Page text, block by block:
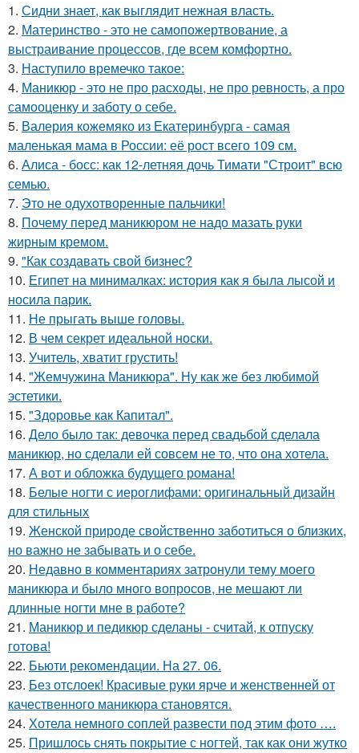
1. Сидни знает, как выглядит нежная власть.
2. Материнство - это не самопожертвование, а
выстраивание процессов, где всем комфортно.
3. Наступило времечко такое:
4. Маникюр - это не про расходы, не про ревность, а про
самооценку и заботу о себе.
5. Валерия кожемяко из Екатеринбурга - самая
маленькая мама в России: её рост всего 109 см.
6. Алиса - босс: как 12-летняя дочь Тимати "Строит" всю
семью.
7. Это не одухотворенные пальчики!
8. Почему перед маникюром не надо мазать руки
жирным кремом.
9. "Как создавать свой бизнес?
10. Египет на минималках: история как я была лысой и
носила парик.
11. Не прыгать выше головы.
12. В чем секрет идеальной носки.
13. Учитель, хватит грустить!
14. "Жемчужина Маникюра". Ну как же без любимой
эстетики.
15. "Здоровье как Капитал".
16. Дело было так: девочка перед свадьбой сделала
маникюр, но сделали ей совсем не то, что она хотела.
17. А вот и обложка будущего романа!
18. Белые ногти с иероглифами: оригинальный дизайн
для стильных
19. Женской природе свойственно заботиться о близких,
но важно не забывать и о себе.
20. Недавно в комментариях затронули тему моего
маникюра и было много вопросов, не мешают ли
длинные ногти мне в работе?
21. Маникюр и педикюр сделаны - считай, к отпуску
готова!
22. Бьюти рекомендации. На 27. 06.
23. Без отслоек! Красивые руки ярче и женственней от
качественного маникюра становятся.
24. Хотела немного соплей развести под этим фото ….
25. Пришлось снять покрытие с ногтей, так как они жутко